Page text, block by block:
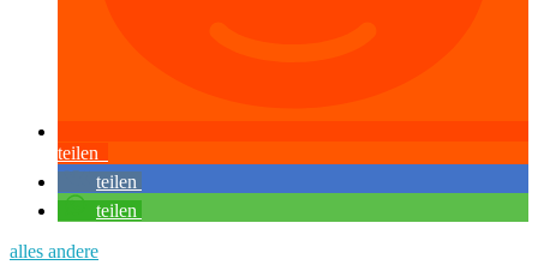
teilen
teilen
teilen
alles andere